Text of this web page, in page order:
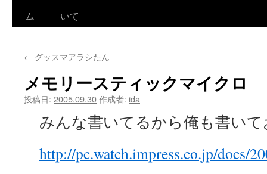
ン
へ
ム
いて
← グッスマアラシたん
メモリースティックマイクロ
投稿日: 2005.09.30作成者: ida
みんな書いてるから俺も書いて
http://pc.watch.impress.co.jp/docs/